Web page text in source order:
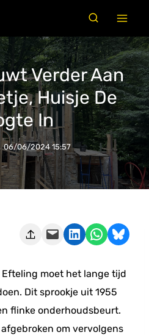
Verder Aan
Huisje De
In
06/06/2024 15:57
Deze pagina e-mailen Delen op LinkedIn Delen via WhatsApp Share on Bluesky
Efteling moet het lange tijd
Dit sprookje uit 1955
flinke onderhoudsbeurt.
om vervolgens